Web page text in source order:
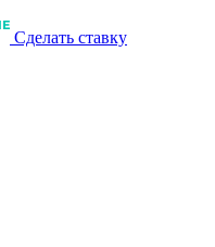
Сделать ставку